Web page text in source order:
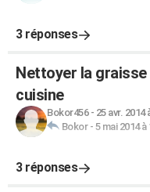
3 réponses
Nettoyer la graisse
cuisine
Bokor456- 25 avr. 2014
Bokor- 5 mai 2014 à
3 réponses